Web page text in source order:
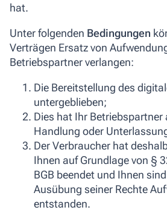
hat.
Unter folgenden Bedingungen
Verträgen Ersatz von
Betriebspartner verlangen:
Die Bereitstellung des
untergeblieben;
Dies hat Ihr Betriebspartner
Handlung oder
Der Verbraucher hat
Ihnen auf Grundlage von §
BGB beendet und Ihnen
Ausübung seiner Rechte
entstanden.